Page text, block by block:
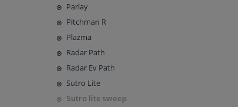
Parlay
Pitchman R
Plazma
Radar Path
Radar Ev Path
Sutro Lite
Sutro lite sweep